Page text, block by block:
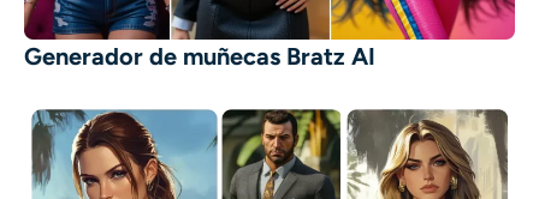
Generador de muñecas Bratz AI